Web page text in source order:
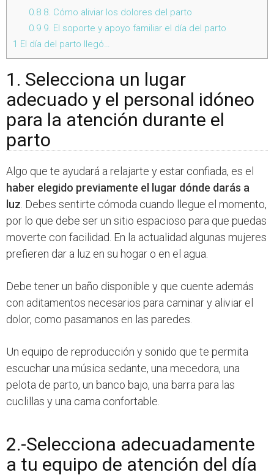
0.88. Cómo aliviar los dolores del parto
0.99. El soporte y apoyo familiar el día del parto
1 El día del parto llegó…
1. Selecciona un lugar
adecuado y el personal idóneo
para la atención durante el
parto
Algo que te ayudará a relajarte y estar confiada, es el
haber elegido previamente el lugar dónde darás a
luz . Debes sentirte cómoda cuando llegue el momento,
por lo que debe ser un sitio espacioso para que puedas
moverte con facilidad. En la actualidad algunas mujeres
prefieren dar a luz en su hogar o en el agua.
Debe tener un baño disponible y que cuente además
con aditamentos necesarios para caminar y aliviar el
dolor, como pasamanos en las paredes.
Un equipo de reproducción y sonido que te permita
escuchar una música sedante, una mecedora, una
pelota de parto, un banco bajo, una barra para las
cuclillas y una cama confortable.
2.-Selecciona adecuadamente
a tu equipo de atención del día